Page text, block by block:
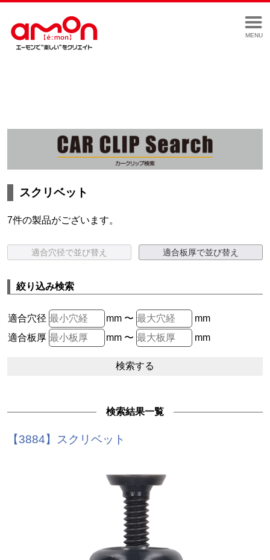
MENU
スクリベット
7件の製品がございます。
適合穴径で並び替え 適合板厚で並び替え
絞り込み検索
適合穴径 mm 〜
mm
適合板厚
mm 〜 mm
検索結果一覧
【3884】スクリベット